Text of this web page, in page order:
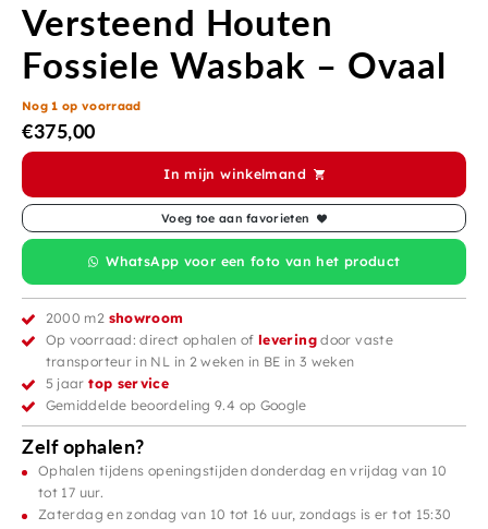
Versteend Houten
Fossiele Wasbak – Ovaal
Nog 1 op voorraad
€375,00
In mijn winkelmand
Voeg toe aan favorieten
WhatsApp voor een foto van het product
2000 m2 showroom
Op voorraad: direct ophalen ofleveringdoor vaste
transporteur in NL in 2 weken in BE in 3 weken
5 jaartop service
Gemiddelde beoordeling 9.4 op Google
Zelf ophalen?
Ophalen tijdens openingstijden donderdag en vrijdag van 10
tot 17 uur.
Zaterdag en zondag van 10 tot 16 uur, zondags is er tot 15:30